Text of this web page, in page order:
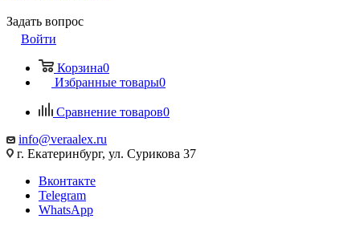
Задать вопрос
Войти
Корзина0
Избранные товары0
Сравнение товаров0
info@veraalex.ru
г. Екатеринбург, ул. Сурикова 37
Вконтакте
Telegram
WhatsApp